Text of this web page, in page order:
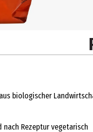
biologischer
Rezeptur vegetarisch